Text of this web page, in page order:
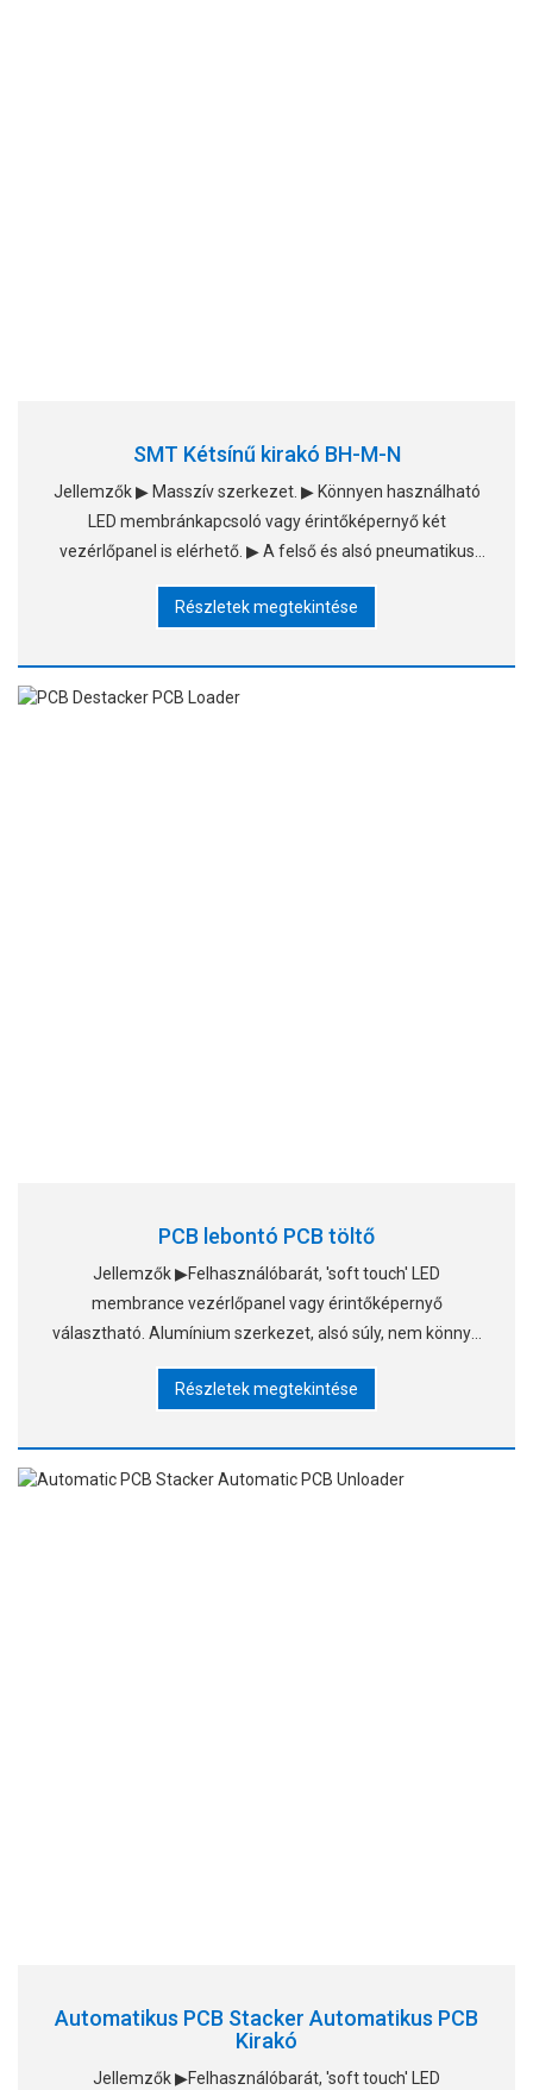
SMT Kétsínű kirakó BH-M-N
Jellemzők ▶ Masszív szerkezet. ▶ Könnyen használható
LED membránkapcsoló vagy érintőképernyő két
vezérlőpanel is elérhető. ▶ A felső és alsó pneumatikus
Részletek megtekintése
PCB lebontó PCB töltő
Jellemzők ▶Felhasználóbarát, 'soft touch' LED
membrance vezérlőpanel vagy érintőképernyő
választható. Alumínium szerkezet, alsó súly, nem könnyű
és precíz fordítás
Részletek megtekintése
Automatikus PCB Stacker Automatikus PCB
Kirakó
Jellemzők ▶Felhasználóbarát, 'soft touch' LED